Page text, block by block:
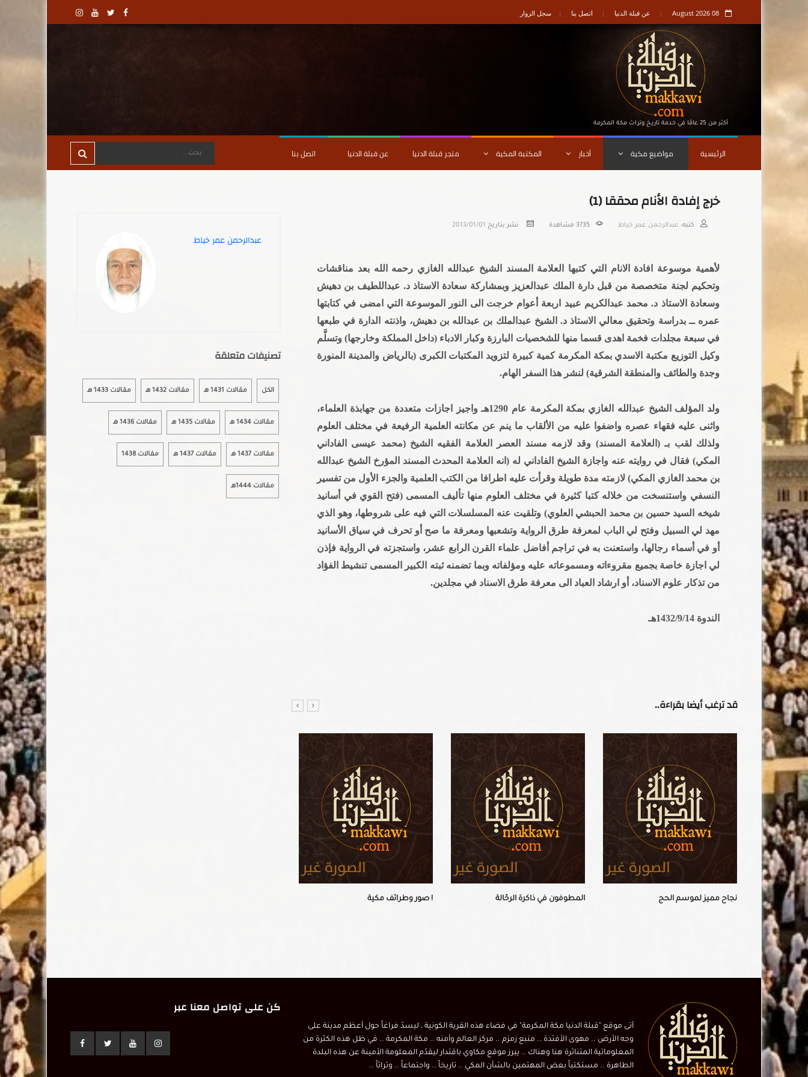
08 August 2026 عن قبلة الدنيا اتصل بنا سجل الزوار
أكثر من 25 عامًا في خدمة تاريـخ وتراث مكة المكرمة
الرئيسية مواضيع مكية أخبار المكتبة المكية متجر قبلة الدنيا عن قبلة الدنيا اتصل بنا
خرج إفادة الأنام محققا (1)
كتبه: عبدالرحمن عمر خياط 3735 مشاهدة نشر بتاريخ 2013/01/01
لأهمية موسوعة افادة الانام التي كتبها العلامة المسند الشيخ عبدالله الغازي رحمه الله بعد مناقشات
وتحكيم لجنة متخصصة من قبل دارة الملك عبدالعزيز وبمشاركة سعادة الاستاذ د. عبداللطيف بن دهيش
وسعادة الاستاذ د. محمد عبدالكريم عبيد اربعة أعوام خرجت الى النور الموسوعة التي امضى في كتابتها
عمره ــ بدراسة وتحقيق معالي الاستاذ د. الشيخ عبدالملك بن عبدالله بن دهيش، واذنته الدارة في طبعها
في سبعة مجلدات فخمة اهدى قسما منها للشخصيات البارزة وكبار الادباء (داخل المملكة وخارجها) وتسلَّم
وكيل التوزيع مكتبة الاسدي بمكة المكرمة كمية كبيرة لتزويد المكتبات الكبرى (بالرياض والمدينة المنورة
وجدة والطائف والمنطقة الشرقية) لنشر هذا السفر الهام.
ولد المؤلف الشيخ عبدالله الغازي بمكة المكرمة عام 1290هـ واجيز اجازات متعددة من جهابذة العلماء،
واثنى عليه فقهاء عصره واضفوا عليه من الألقاب ما ينم عن مكانته العلمية الرفيعة في مختلف العلوم
ولذلك لقب بـ (العلامة المسند) وقد لازمه مسند العصر العلامة الفقيه الشيخ (محمد عيسى الفاداني
المكي) فقال في روايته عنه واجازة الشيخ الفاداني له (انه العلامة المحدث المسند المؤرخ الشيخ عبدالله
بن محمد الغازي المكي) لازمته مدة طويلة وقرأت عليه اطرافا من الكتب العلمية والجزء الأول من تفسير
النسفي واستنسخت من خلاله كتبا كثيرة في مختلف العلوم منها تأليف المسمى (فتح القوي في أسانيد
شيخه السيد حسين بن محمد الحبشي العلوي) وتلقيت عنه المسلسلات التي فيه على شروطها، وهو الذي
مهد لي السبيل وفتح لي الباب لمعرفة طرق الرواية وتشعبها ومعرفة ما صح أو تحرف في سياق الأسانيد
أو في أسماء رجالها، واستعنت به في تراجم أفاضل علماء القرن الرابع عشر، واستجزته في الرواية فإذن
لي اجازة خاصة بجميع مقروءاته ومسموعاته عليه ومؤلفاته وبما تضمنه ثبته الكبير المسمى تنشيط الفؤاد
من تذكار علوم الاسناد، أو ارشاد العباد الى معرفة طرق الاسناد في مجلدين.
الندوة 1432/9/14هـ
قد ترغب أيضا بقراءة..
صور وطرائف مكية ! المطوفون في ذاكرة الرحّالة نجاح مميز لموسم الحج
عبدالرحمن عمر خياط
تصنيفات متعلقة
الكل مقالات 1431 هـ مقالات 1432 هـ مقالات 1433 هـ
مقالات 1434 هـ مقالات 1435 هـ مقالات 1436 هـ
مقالات 1437 هـ مقالات 1437 هـ مقالات 1438
مقالات 1444هـ
أتى موقع "قبلة الدنيا مكة المكرمة" في فضاء هذه القرية الكونية ، ليسدّ فراغاً حول أعظم مدينة على
وجه الأرض .. مهوى الأفئدة .. منبع زمزم .. مركز العالم وأمنه .. مكة المكرمة .. في ظل هذه الكثرة من
المعلوماتية المتناثرة هنا وهناك .. يبرز موقع مكاوي باقتدار ليقدّم المعلومة الأمينة عن هذه البلدة
الطاهرة .. مستكتباً بعض المهتمين بالشأن المكي .. تاريخاً .. واجتماعاً .. وتراثاً ..
كن على تواصل معنا عبر